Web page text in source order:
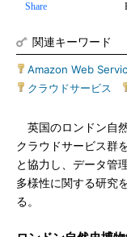
Share
関連キーワード
Amazon Web
クラウドサービス
英国のロンドン自
クラウドサービス群
と協力し、データ管
多様性に関する研究
る。